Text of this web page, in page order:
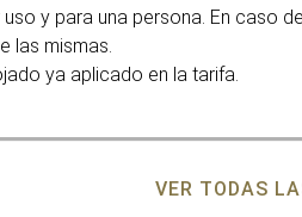
y para una persona. En caso
las mismas.
ya aplicado en la tarifa.
VER TODAS